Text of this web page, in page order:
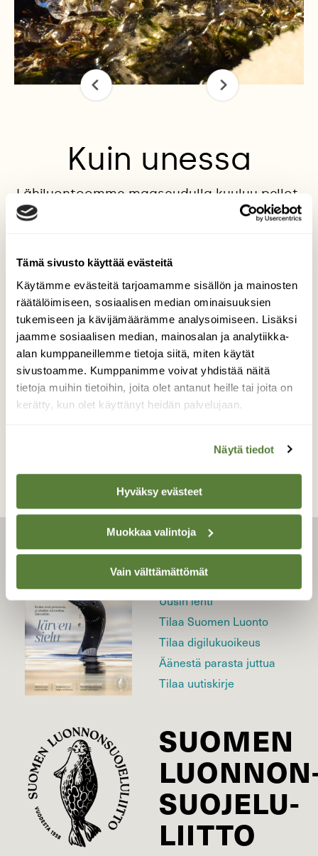
Tämä sivusto käyttää evästeitä
Käytämme evästeitä tarjoamamme sisällön ja mainosten
räätälöimiseen, sosiaalisen median ominaisuuksien
tukemiseen ja kävijämäärämme analysoimiseen. Lisäksi
jaamme sosiaalisen median, mainosalan ja analytiikka-
alan kumppaneillemme tietoja siitä, miten käytät
sivustoamme. Kumppanimme voivat yhdistää näitä
tietoja muihin tietoihin, joita olet antanut heille tai joita on
kerätty, kun olet käyttänyt heidän palvelujaan.
Näytä tiedot
Hyväksy evästeet
Muokkaa valintoja
Vain välttämättömät
Kuin unessa
Lähiluontoomme maaseudulla kuuluu pellot,
metsät, kalliot ja joki. Rakastan rauhallista
luontoa ympärillämme. Käydessäni joella
kuinka kaunista taidetta kevät ja pakkanen
lumoavaa. Kun tarkastelin jäätyneitä
sammalia lähemmin ne olivat kuin timanttien
ympäröimää minimetsää. Luonnosta löytää
aina ihmeteltävää.
Kuvaaja: Mirja Suoknuuti
LEHTI
Uusin lehti
Tilaa Suomen Luonto
Tilaa digilukuoikeus
Äänestä parasta juttua
Tilaa uutiskirje
SUOMEN
SUOJELU­
LIITTO